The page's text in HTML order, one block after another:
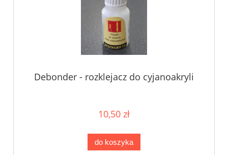
Debonder - rozklejacz do cyjanoakryli
10,50 zł
do koszyka